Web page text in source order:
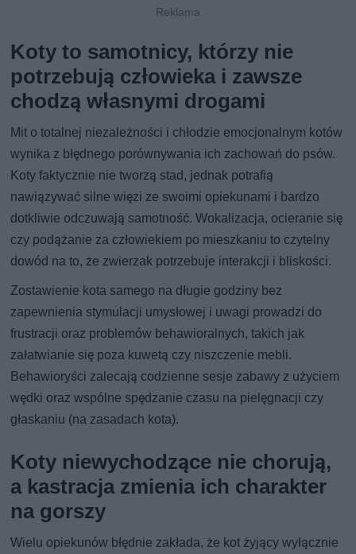
Koty to samotnicy, którzy nie
potrzebują człowieka i zawsze
chodzą własnymi drogami
Mit o totalnej niezależności i chłodzie emocjonalnym kotów
wynika z błędnego porównywania ich zachowań do psów.
Koty faktycznie nie tworzą stad, jednak potrafią
nawiązywać silne więzi ze swoimi opiekunami i bardzo
dotkliwie odczuwają samotność. Wokalizacja, ocieranie się
czy podążanie za człowiekiem po mieszkaniu to czytelny
dowód na to, że zwierzak potrzebuje interakcji i bliskości.
Zostawienie kota samego na długie godziny bez
zapewnienia stymulacji umysłowej i uwagi prowadzi do
frustracji oraz problemów behawioralnych, takich jak
załatwianie się poza kuwetą czy niszczenie mebli.
Behawioryści zalecają codzienne sesje zabawy z użyciem
wędki oraz wspólne spędzanie czasu na pielęgnacji czy
głaskaniu (na zasadach kota).
Koty niewychodzące nie chorują,
a kastracja zmienia ich charakter
na gorszy
Wielu opiekunów błędnie zakłada, że kot żyjący wyłącznie